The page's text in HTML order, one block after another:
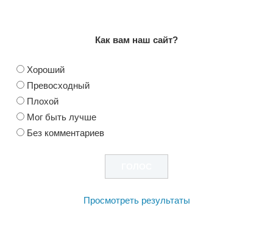
Как вам наш сайт?
Хороший
Превосходный
Плохой
Мог быть лучше
Без комментариев
Просмотреть результаты